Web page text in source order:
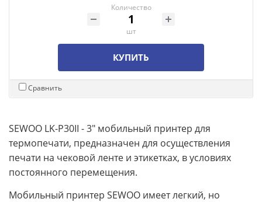
Количество
шт
КУПИТЬ
Сравнить
SEWOO LK-P30II - 3" мобильный принтер для
термопечати, предназначен для осуществления
печати на чековой ленте и этикетках, в условиях
постоянного перемещения.
Мобильный принтер SEWOO имеет легкий, но